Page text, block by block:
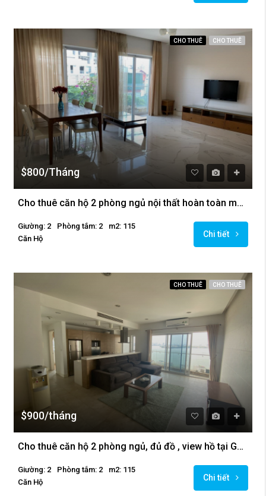
CHO THUÊ CHO THUÊ
$800/Tháng
Cho thuê căn hộ 2 phòng ngủ nội thất hoàn toàn mới tại Golden Westlake
Giường: 2 Phòng tắm: 2
m2: 115
Căn Hộ
Chi tiết
CHO THUÊ CHO THUÊ
$900/tháng
Cho thuê căn hộ 2 phòng ngủ, đủ đồ , view hồ tại Golden Westlake.
Giường: 2 Phòng tắm: 2
m2: 115
Căn Hộ
Chi tiết